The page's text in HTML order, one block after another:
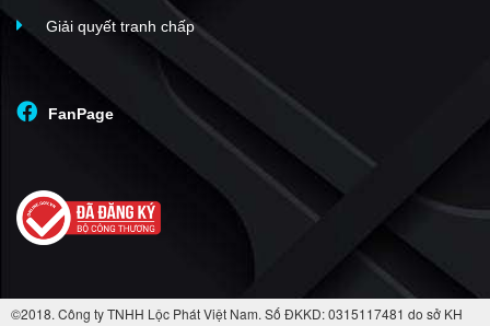
Giải quyết tranh chấp
FanPage
©2018. Công ty TNHH Lộc Phát Việt Nam. Số ĐKKD: 0315117481 do sở KH